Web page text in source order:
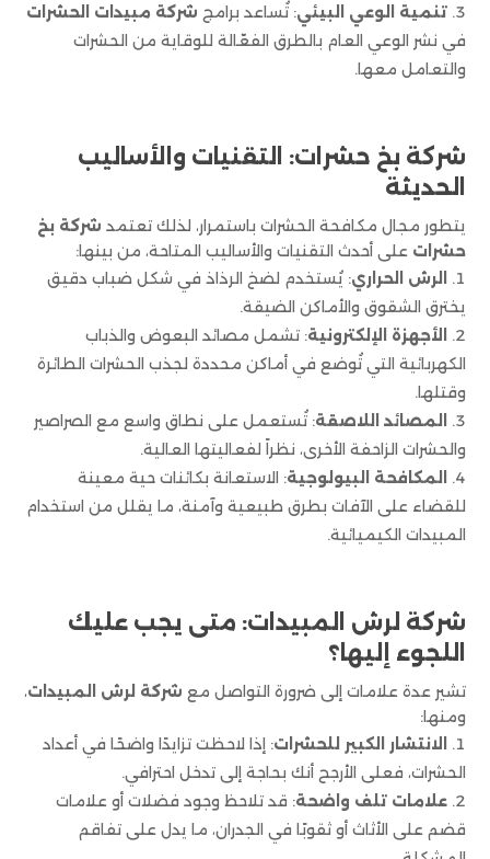
تنمية الوعي البيئي: تُساعد برامج شركة مبيدات الحشرات
في نشر الوعي العام بالطرق الفعّالة للوقاية من الحشرات
والتعامل معها.
شركة بخ حشرات: التقنيات والأساليب
الحديثة
يتطور مجال مكافحة الحشرات باستمرار، لذلك تعتمد شركة بخ
حشرات على أحدث التقنيات والأساليب المتاحة، من بينها:
الرش الحراري: يُستخدم لضخ الرذاذ في شكل ضباب دقيق
يخترق الشقوق والأماكن الضيقة.
الأجهزة الإلكترونية: تشمل مصائد البعوض والذباب
الكهربائية التي تُوضع في أماكن محددة لجذب الحشرات الطائرة
وقتلها.
المصائد اللاصقة: تُستعمل على نطاق واسع مع الصراصير
والحشرات الزاحفة الأخرى، نظراً لفعاليتها العالية.
المكافحة البيولوجية: الاستعانة بكائنات حية معينة
للقضاء على الآفات بطرق طبيعية وآمنة، ما يقلل من استخدام
المبيدات الكيميائية.
شركة لرش المبيدات: متى يجب عليك
اللجوء إليها؟
تشير عدة علامات إلى ضرورة التواصل مع شركة لرش المبيدات،
ومنها:
الانتشار الكبير للحشرات: إذا لاحظت تزايدًا واضحًا في أعداد
الحشرات، فعلى الأرجح أنك بحاجة إلى تدخل احترافي.
علامات تلف واضحة: قد تلاحظ وجود فضلات أو علامات
قضم على الأثاث أو ثقوبًا في الجدران، ما يدل على تفاقم